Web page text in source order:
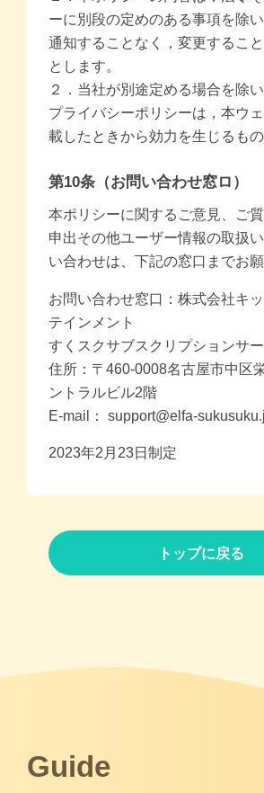
ーに別段の定めのある事項を除
通知することなく，変更するこ
とします。
２．当社が別途定める場合を除
プライバシーポリシーは，本ウ
載したときから効力を生じるもの
第10条（お問い合わせ窓ロ）
本ポリシーに関するご意見、ご
申出その他ユーザー情報の取扱
い合わせは、下記の窓口までお願
お問い合わせ窓口：株式会社キ
テインメント
すくスクサブスクリプションサ
住所：〒460-0008名古屋市中
ントラルビル2階
E-mail： support@elfa-
2023年2月23日制定
トップに戻る
Guide